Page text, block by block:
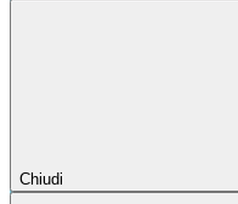
Chiudi